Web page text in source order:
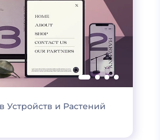
Устройств и Растений